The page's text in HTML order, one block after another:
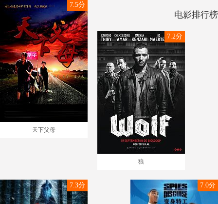
电影排行榜
天下父母
7.5分
狼
7.2分
7.3分 7.0分